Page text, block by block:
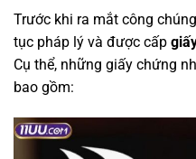
Trước khi ra mắt công
tục pháp lý và được cấp
Cụ thể, những giấy chứng
bao gồm: